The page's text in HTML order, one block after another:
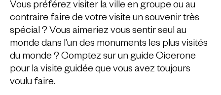
Vous préférez visiter la ville en groupe ou au
contraire faire de votre visite un souvenir très
spécial ? Vous aimeriez vous sentir seul au
monde dans l’un des monuments les plus visités
du monde ? Comptez sur un guide Cicerone
pour la visite guidée que vous avez toujours
voulu faire.